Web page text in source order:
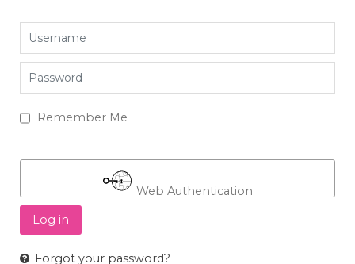
Remember Me
Web Authentication
Log in
Forgot your password?